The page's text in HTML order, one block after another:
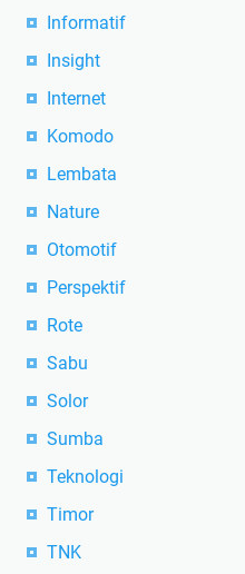
Informatif
Insight
Internet
Komodo
Lembata
Nature
Otomotif
Perspektif
Rote
Sabu
Solor
Sumba
Teknologi
Timor
TNK